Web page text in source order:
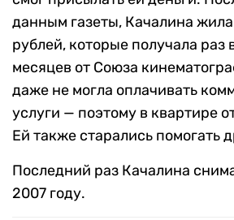
данным газеты, Качалина
рублей, которые получала раз
месяцев от Союза
даже не могла оплачивать
услуги — поэтому в квартире
Ей также старались помогать
Последний раз Качалина
2007 году.